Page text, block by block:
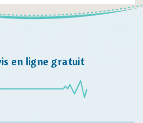
en ligne gratuit